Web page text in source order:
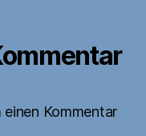
einen Kommentar